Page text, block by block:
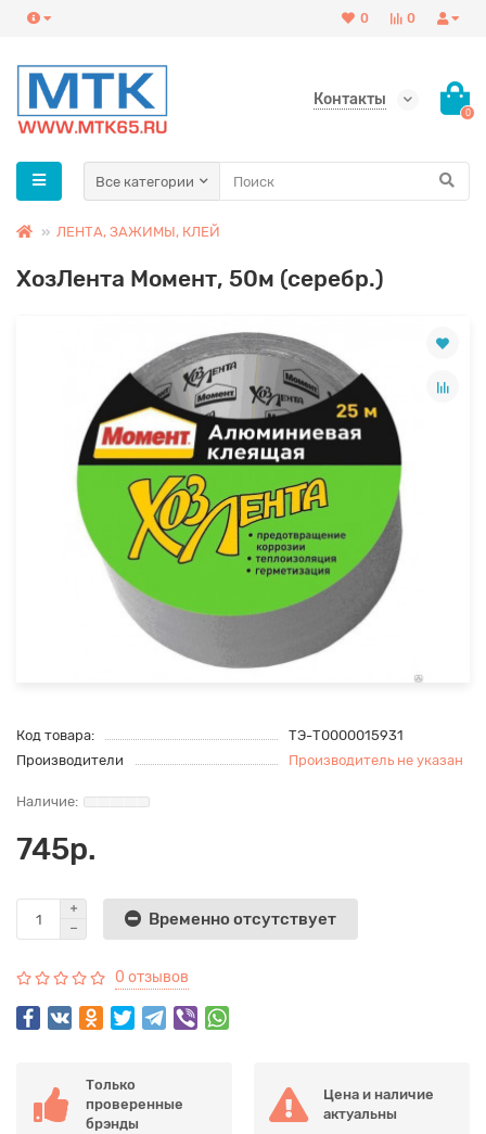
0
0
Контакты
0
Все категории
ЛЕНТА, ЗАЖИМЫ, КЛЕЙ
ХозЛента Момент, 50м (серебр.)
Код товара:
ТЭ-Т0000015931
Производители
Производитель не указан
745р.
Временно отсутствует
0 отзывов
Только
проверенные
брэнды
Цена и наличие
актуальны